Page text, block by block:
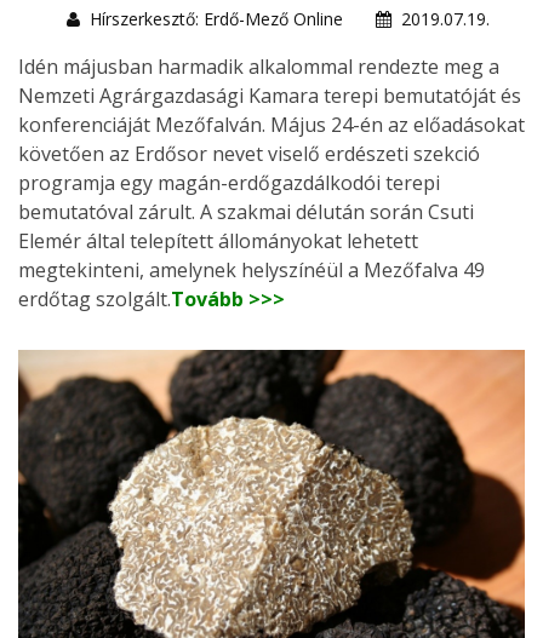
Hírszerkesztő: Erdő-Mező Online
2019.07.19.
Idén májusban harmadik alkalommal rendezte meg a
Nemzeti Agrárgazdasági Kamara terepi bemutatóját és
konferenciáját Mezőfalván. Május 24-én az előadásokat
követően az Erdősor nevet viselő erdészeti szekció
programja egy magán-erdőgazdálkodói terepi
bemutatóval zárult. A szakmai délután során Csuti
Elemér által telepített állományokat lehetett
megtekinteni, amelynek helyszínéül a Mezőfalva 49
erdőtag szolgált.Tovább >>>